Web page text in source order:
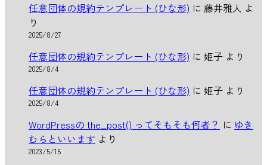
任意団体の規約テンプレート (ひな形) に 藤井雅人 よ
り
2025/8/27
任意団体の規約テンプレート (ひな形) に 姫子 より
2025/8/4
任意団体の規約テンプレート (ひな形) に 姫子 より
2025/8/4
WordPressの the_post() ってそもそも何者？ に ゆき
むらといいます より
2023/5/15